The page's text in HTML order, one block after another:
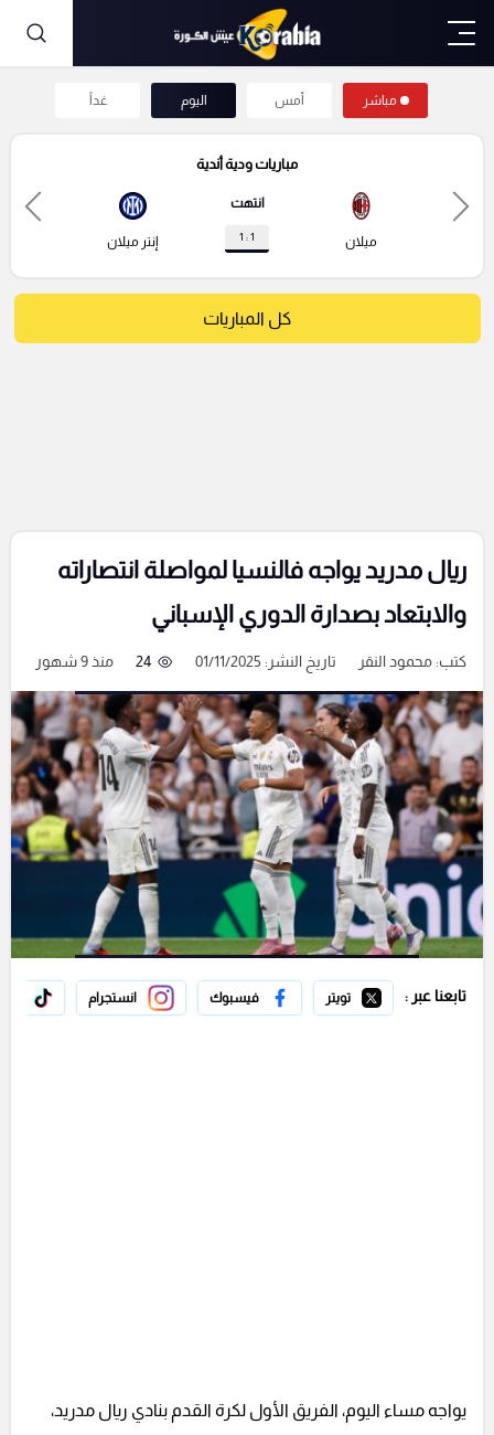
مباشر أمس اليوم غداً
مباريات ودية أندية
ميلان
انتهت
1 : 1 إنتر ميلان
كل المباريات
ريال مدريد يواجه فالنسيا لمواصلة انتصاراته
والابتعاد بصدارة الدوري الإسباني
كتب:محمود النقر تاريخ النشر: 01/11/2025 24 منذ 9 شهور
تابعنا عبر : تويتر فيسبوك انستجرام
يواجه مساء اليوم، الفريق الأول لكرة القدم بنادي ريال مدريد،